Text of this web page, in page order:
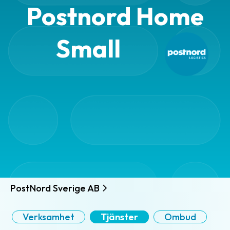
Postnord Home
Small
PostNord Sverige AB
Verksamhet Tjänster Ombud